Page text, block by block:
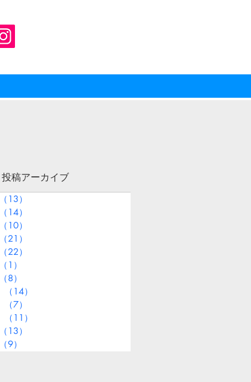
投稿アーカイブ
（13）
（14）
（10）
（21）
（22）
（1）
（8）
（14）
（7）
（11）
（13）
（9）